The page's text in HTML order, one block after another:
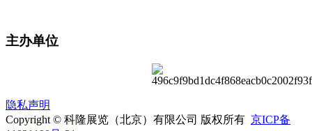
主办单位
隐私声明
Copyright © 科隆展览（北京）有限公司 版权所有 京ICP备